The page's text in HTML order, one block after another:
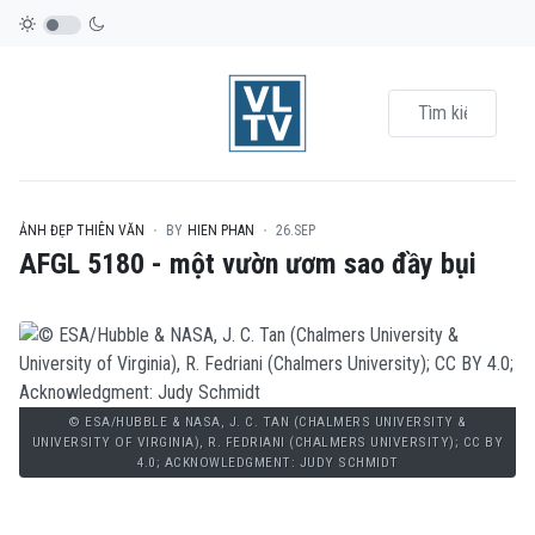
ẢNH ĐẸP THIÊN VĂN BY HIEN PHAN 26.SEP
AFGL 5180 - một vườn ươm sao đầy bụi
© ESA/HUBBLE & NASA, J. C. TAN (CHALMERS UNIVERSITY &
UNIVERSITY OF VIRGINIA), R. FEDRIANI (CHALMERS UNIVERSITY); CC BY
4.0; ACKNOWLEDGMENT: JUDY SCHMIDT